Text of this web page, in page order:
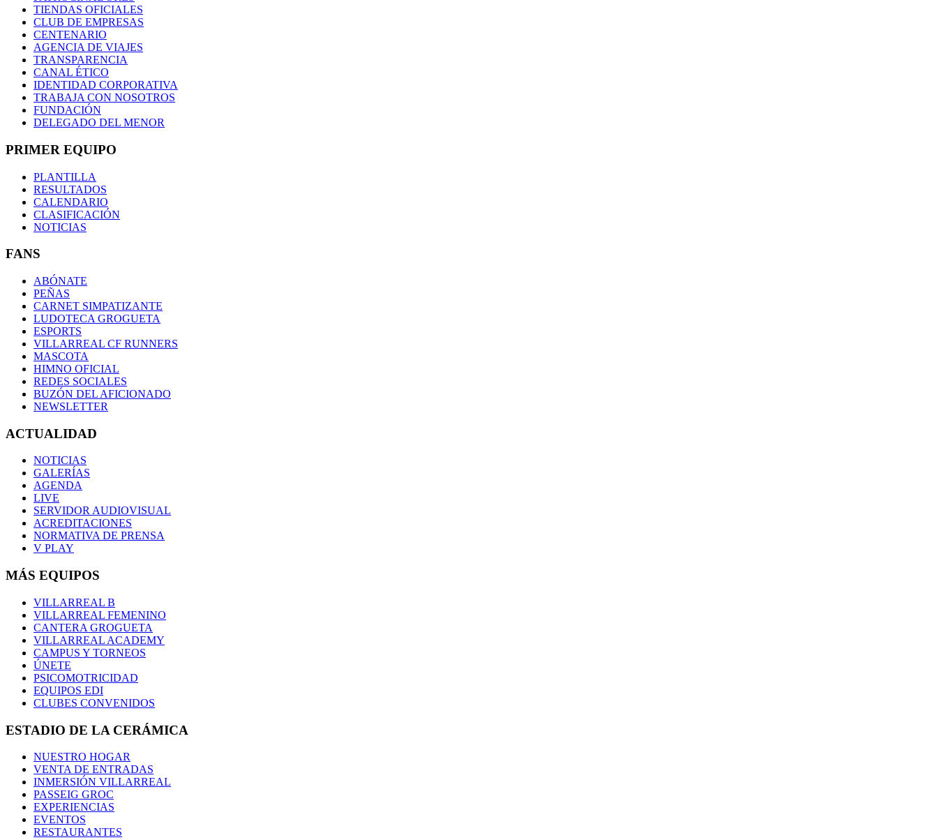
TIENDAS OFICIALES
CLUB DE EMPRESAS
CENTENARIO
AGENCIA DE VIAJES
TRANSPARENCIA
CANAL ÉTICO
IDENTIDAD CORPORATIVA
TRABAJA CON NOSOTROS
FUNDACIÓN
DELEGADO DEL MENOR
PRIMER EQUIPO
PLANTILLA
RESULTADOS
CALENDARIO
CLASIFICACIÓN
NOTICIAS
FANS
ABÓNATE
PEÑAS
CARNET SIMPATIZANTE
LUDOTECA GROGUETA
ESPORTS
VILLARREAL CF RUNNERS
MASCOTA
HIMNO OFICIAL
REDES SOCIALES
BUZÓN DEL AFICIONADO
NEWSLETTER
ACTUALIDAD
NOTICIAS
GALERÍAS
AGENDA
LIVE
SERVIDOR AUDIOVISUAL
ACREDITACIONES
NORMATIVA DE PRENSA
V PLAY
MÁS EQUIPOS
VILLARREAL B
VILLARREAL FEMENINO
CANTERA GROGUETA
VILLARREAL ACADEMY
CAMPUS Y TORNEOS
ÚNETE
PSICOMOTRICIDAD
EQUIPOS EDI
CLUBES CONVENIDOS
ESTADIO DE LA CERÁMICA
NUESTRO HOGAR
VENTA DE ENTRADAS
INMERSIÓN VILLARREAL
PASSEIG GROC
EXPERIENCIAS
EVENTOS
RESTAURANTES